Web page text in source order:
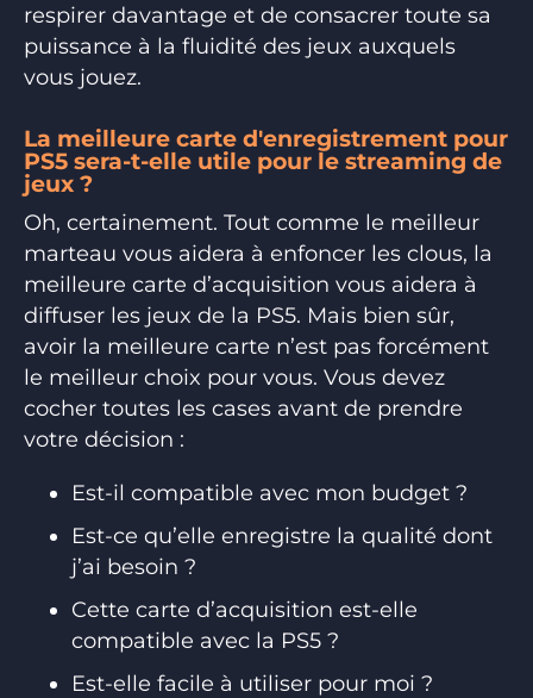
respirer davantage et de consacrer toute sa
puissance à la fluidité des jeux auxquels
vous jouez.
La meilleure carte d'enregistrement pour
PS5 sera-t-elle utile pour le streaming de
jeux ?
Oh, certainement. Tout comme le meilleur
marteau vous aidera à enfoncer les clous, la
meilleure carte d’acquisition vous aidera à
diffuser les jeux de la PS5. Mais bien sûr,
avoir la meilleure carte n’est pas forcément
le meilleur choix pour vous. Vous devez
cocher toutes les cases avant de prendre
votre décision :
Est-il compatible avec mon budget ?
Est-ce qu’elle enregistre la qualité dont
j’ai besoin ?
Cette carte d’acquisition est-elle
compatible avec la PS5 ?
Est-elle facile à utiliser pour moi ?